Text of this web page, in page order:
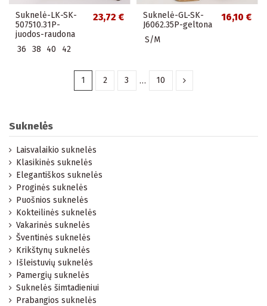
Suknelė-LK-SK-
507510.31P-
juodos-raudona
23,72 €
36 38 40 42
Suknelė-GL-SK-
J6062.35P-geltona
16,10 €
S/M
1 2 3 … 10
Suknelės
Laisvalaikio suknelės
Klasikinės suknelės
Elegantiškos suknelės
Proginės suknelės
Puošnios suknelės
Kokteilinės suknelės
Vakarinės suknelės
Šventinės suknelės
Krikštynų suknelės
Išleistuvių suknelės
Pamergių suknelės
Suknelės šimtadieniui
Prabangios suknelės